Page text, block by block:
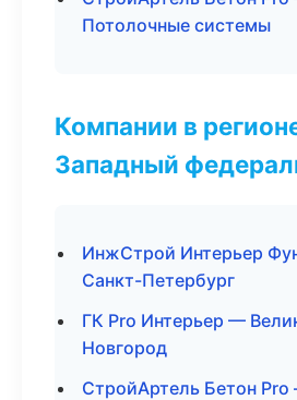
Потолочные системы
Компании в
Западный
ИнжСтрой Интерьер
Санкт-Петербург
ГК Pro Интерьер —
Новгород
СтройАртель Бетон